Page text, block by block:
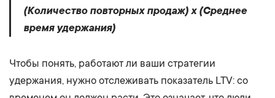
(Количество повторных продаж) x (Среднее
время удержания)
Чтобы понять, работают ли ваши стратегии
удержания, нужно отслеживать показатель LTV: со